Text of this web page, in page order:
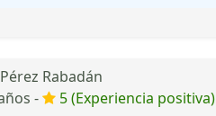
Rabadán
-
5 (Experiencia positiva)